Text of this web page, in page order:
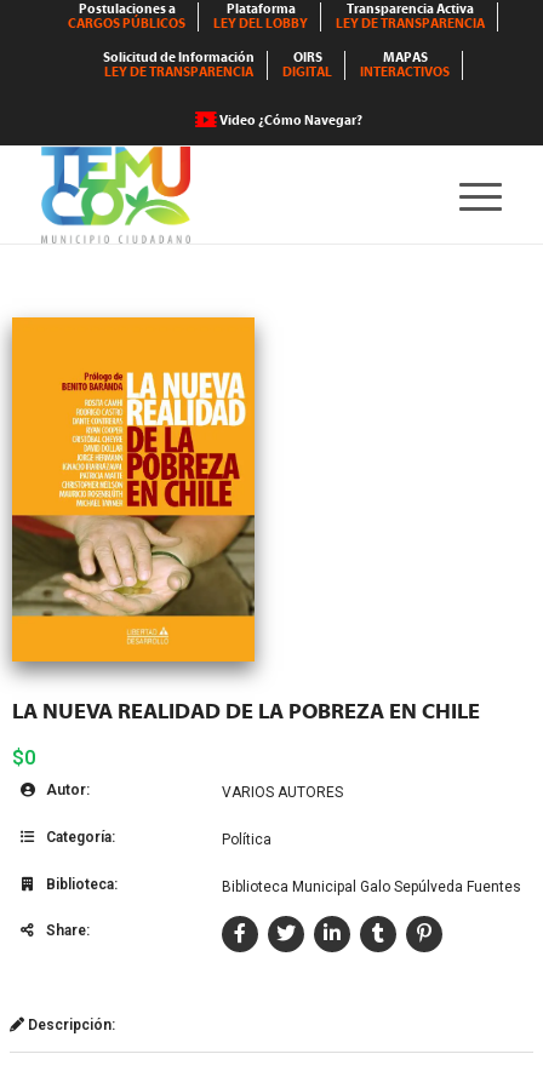
Postulaciones a
CARGOS PÚBLICOS
Plataforma
LEY DEL LOBBY
Transparencia Activa
LEY DE TRANSPARENCIA
Solicitud de Información
LEY DE TRANSPARENCIA
OIRS
DIGITAL
MAPAS
INTERACTIVOS
Video ¿Cómo Navegar?
LA NUEVA REALIDAD DE LA POBREZA EN CHILE
$0
Autor: VARIOS AUTORES
Categoría: Política
Biblioteca: Biblioteca Municipal Galo Sepúlveda Fuentes
Share:
Descripción: